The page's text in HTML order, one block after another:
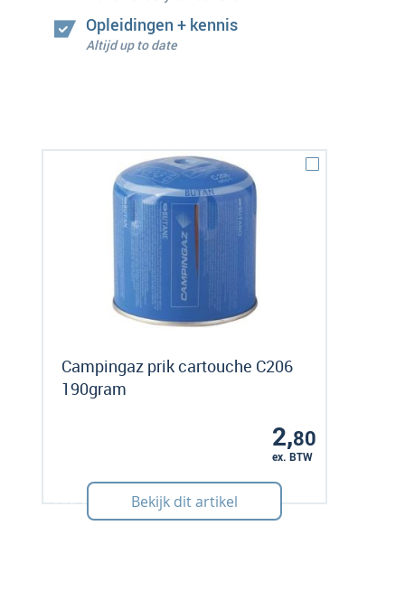
Opleidingen + kennis
Altijd up to date
Campingaz prik cartouche C206
190gram
2,80
ex. BTW
Art: 595116 Bekijk dit artikel